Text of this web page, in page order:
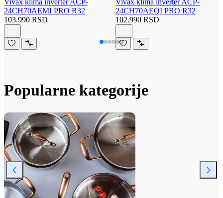
Vivax klima inverter ACP-
24CH70AEMI PRO R32
103.990 RSD
Vivax klima inverter ACP-
24CH70AEQI PRO R32
102.990 RSD
Popularne kategorije